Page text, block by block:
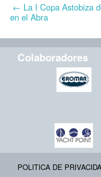
← La I Copa Astobiza
en el Abra
Colaboradores
POLITICA DE